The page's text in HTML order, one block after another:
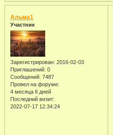
Альма1
Участник
Зарегистрирован: 2016-02-03
Приглашений: 0
Сообщений: 7487
Провел на форуме:
4 месяца 6 дней
Последний визит:
2022-07-17 12:34:24